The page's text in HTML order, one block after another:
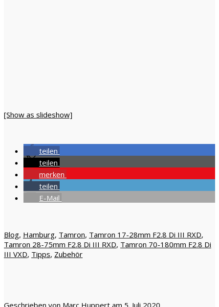
[Show as slideshow]
teilen
teilen
merken
teilen
E-Mail
Blog, Hamburg, Tamron, Tamron 17-28mm F2.8 Di III RXD,
Tamron 28-75mm F2.8 Di III RXD, Tamron 70-180mm F2.8 Di
III VXD, Tipps, Zubehör
Geschrieben von Marc Huppert am 5. Juli 2020